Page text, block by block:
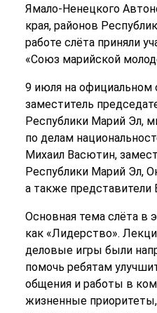
Ямало-Ненецкого
края, районов
работе слёта приняли
«Союз марийской
9 июля на официальном
заместитель
Республики Марий Эл,
по делам
Михаил Васютин,
Республики Марий Эл,
а также представители
Основная тема слёта в
как «Лидерство».
деловые игры были
помочь ребятам
общения и работы в
жизненные